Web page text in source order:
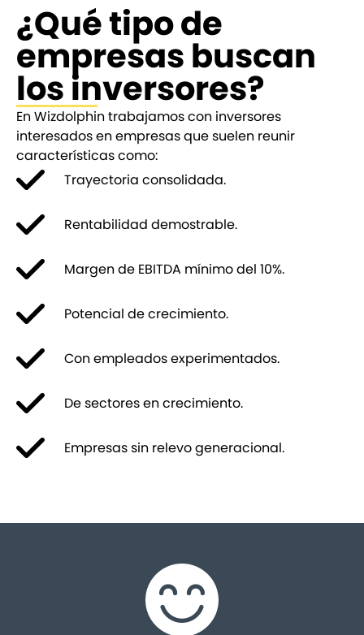
¿Qué tipo de
empresas buscan
los inversores?
En Wizdolphin trabajamos con inversores
interesados en empresas que suelen reunir
características como:
Trayectoria consolidada.
Rentabilidad demostrable.
Margen de EBITDA mínimo del 10%.
Potencial de crecimiento.
Con empleados experimentados.
De sectores en crecimiento.
Empresas sin relevo generacional.